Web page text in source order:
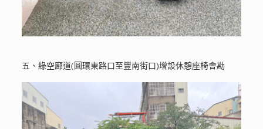
五、綠空廊道(圓環東路口至豐南街口)增設休憩座椅會勘